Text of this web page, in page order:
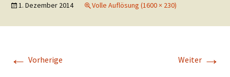
1. Dezember 2014 Volle Auflösung (1600 × 230)
← Vorherige Weiter →